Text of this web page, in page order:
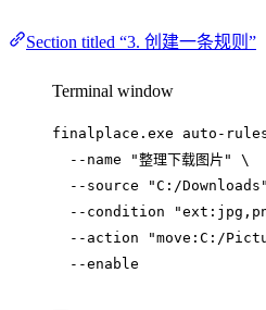
Section titled “3. 创建一条规则”
Terminal window
finalplace.exe auto-
--name
"整理下载图片 "
\
--source
"C:/Downloads "
--condition
"
--action
"move:C:/
--enable